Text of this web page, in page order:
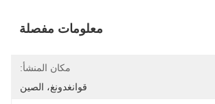
معلومات مفصلة
مكان المنشأ:
قوانغدونغ، الصين